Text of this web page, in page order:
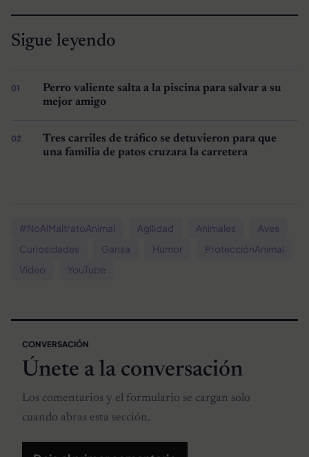
Sigue leyendo
Perro valiente salta a la piscina para salvar a su
mejor amigo
Tres carriles de tráfico se detuvieron para que
una familia de patos cruzara la carretera
#NoAlMaltratoAnimal Agilidad Animales
Aves
Curiosidades
Gansa Humor
ProtecciónAnimal
Vídeo
YouTube
CONVERSACIÓN
Únete a la conversación
Los comentarios y el formulario se cargan solo
cuando abras esta sección.